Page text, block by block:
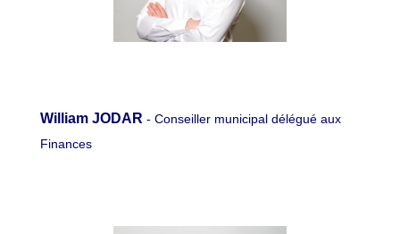
William JODAR - Conseiller municipal délégué aux
Finances